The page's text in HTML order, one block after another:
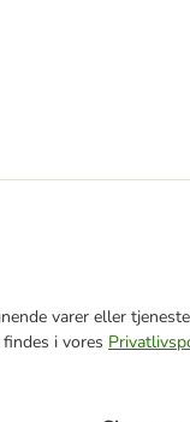
varer eller
i vores